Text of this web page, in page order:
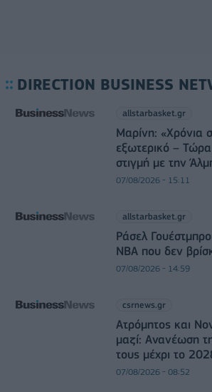
DIRECTION BUSINESS
allstarbasket.gr
Μαρίνη: «Χρόνια
εξωτερικό –
στιγμή με την
07/08/2026 - 15:11
allstarbasket.gr
Ράσελ
NBA που δεν
07/08/2026 - 14:59
csrnews.gr
Ατρόμητος και
μαζί: Ανανέωση
τους μέχρι το
07/08/2026 - 08:52